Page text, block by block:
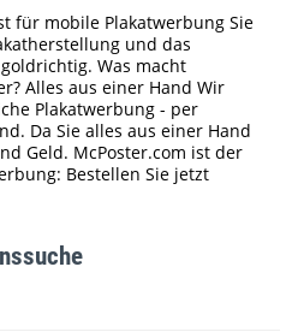
für mobile Plakatwerbung Sie
und das
Was macht
Alles aus einer Hand Wir
Plakatwerbung - per
Da Sie alles aus einer Hand
Geld. McPoster.com ist der
Bestellen Sie jetzt